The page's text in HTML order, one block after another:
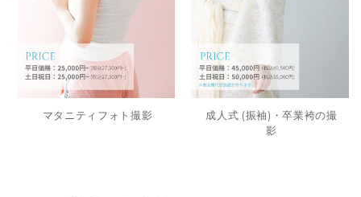
マタニティフォト撮影
成人式 (振袖)・卒業袴の撮
影